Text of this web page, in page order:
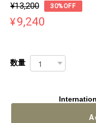
¥13,200 30%OFF
¥9,240
数量